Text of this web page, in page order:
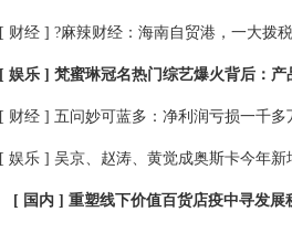
[ 财经 ] ?麻辣财经：海南自贸港，一大拨
[ 娱乐 ] 梵蜜琳冠名热门综艺爆火背后：产
[ 财经 ] 五问妙可蓝多：净利润亏损一千多
[ 娱乐 ] 吴京、赵涛、黄觉成奥斯卡今年新
[ 国内 ] 重塑线下价值百货店疫中寻发展